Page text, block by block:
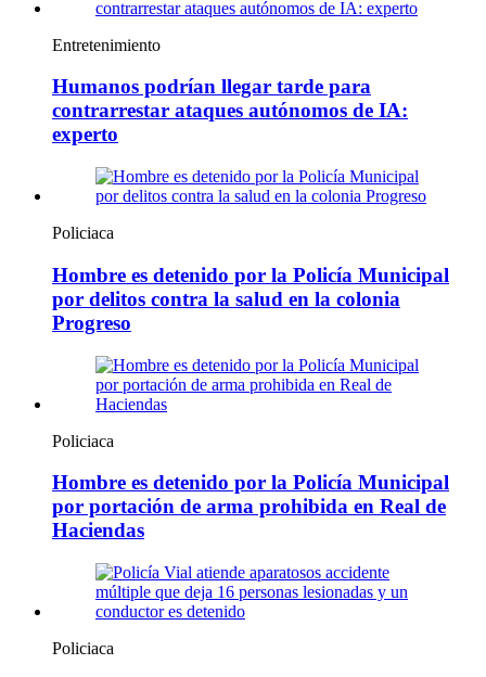
Entretenimiento
Humanos podrían llegar tarde para
contrarrestar ataques autónomos de IA:
experto
Policiaca
Hombre es detenido por la Policía Municipal
por delitos contra la salud en la colonia
Progreso
Policiaca
Hombre es detenido por la Policía Municipal
por portación de arma prohibida en Real de
Haciendas
Policiaca